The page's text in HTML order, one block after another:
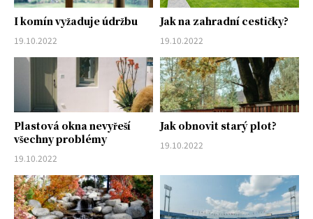
I komín vyžaduje údržbu
19.10.2022
Jak na zahradní cestičky?
19.10.2022
Plastová okna nevyřeší
všechny problémy
19.10.2022
Jak obnovit starý plot?
19.10.2022